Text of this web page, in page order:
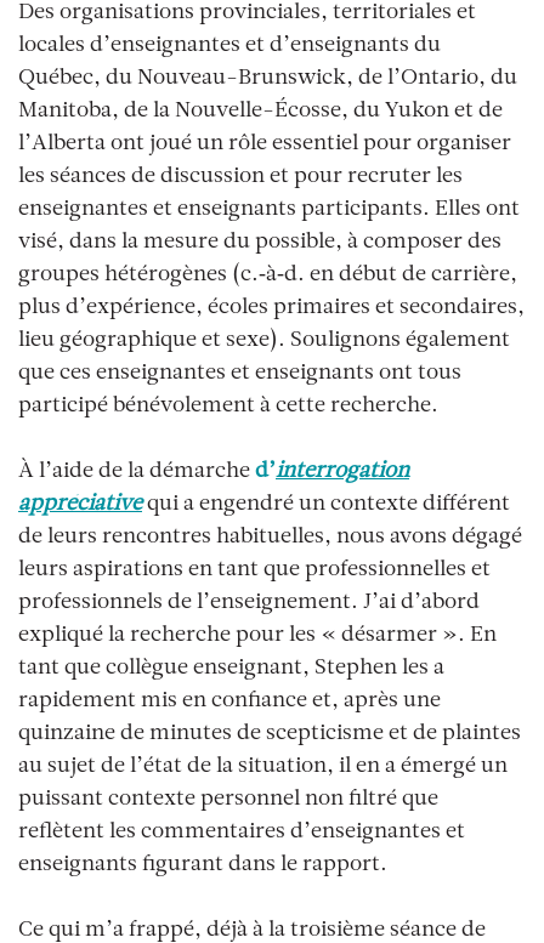
Des organisations provinciales, territoriales et
locales d’enseignantes et d’enseignants du
Québec, du Nouveau-Brunswick, de l’Ontario, du
Manitoba, de la Nouvelle-Écosse, du Yukon et de
l’Alberta ont joué un rôle essentiel pour organiser
les séances de discussion et pour recruter les
enseignantes et enseignants participants. Elles ont
visé, dans la mesure du possible, à composer des
groupes hétérogènes (c.‑à‑d. en début de carrière,
plus d’expérience, écoles primaires et secondaires,
lieu géographique et sexe). Soulignons également
que ces enseignantes et enseignants ont tous
participé bénévolement à cette recherche.
À l’aide de la démarche d’interrogation
appréciative qui a engendré un contexte différent
de leurs rencontres habituelles, nous avons dégagé
leurs aspirations en tant que professionnelles et
professionnels de l’enseignement. J’ai d’abord
expliqué la recherche pour les « désarmer ». En
tant que collègue enseignant, Stephen les a
rapidement mis en confiance et, après une
quinzaine de minutes de scepticisme et de plaintes
au sujet de l’état de la situation, il en a émergé un
puissant contexte personnel non filtré que
reflètent les commentaires d’enseignantes et
enseignants figurant dans le rapport.
Ce qui m’a frappé, déjà à la troisième séance de